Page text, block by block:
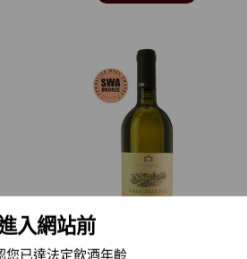
入網站前
您已達法定飲酒年齡